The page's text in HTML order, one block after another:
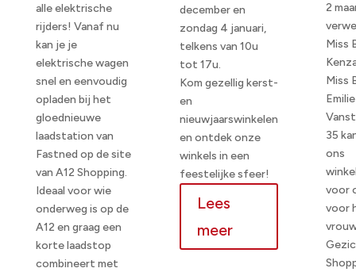
alle elektrische
rijders! Vanaf nu
kan je je
elektrische wagen
snel en eenvoudig
opladen bij het
gloednieuwe
laadstation van
Fastned op de site
van A12 Shopping.
Ideaal voor wie
onderweg is op de
A12 en graag een
korte laadstop
combineert met
december en
zondag 4 januari,
telkens van 10u
tot 17u.
Kom gezellig kerst-
en
nieuwjaarswinkelen
en ontdek onze
winkels in een
feestelijke sfeer!
Lees
meer
2
Miss
Miss
Emilie
35
ons
voor
voor